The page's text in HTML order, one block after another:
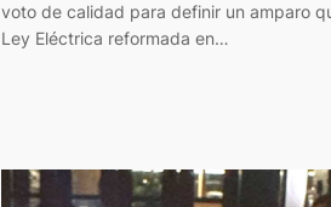
voto de calidad para definir un amparo
Ley Eléctrica reformada en…